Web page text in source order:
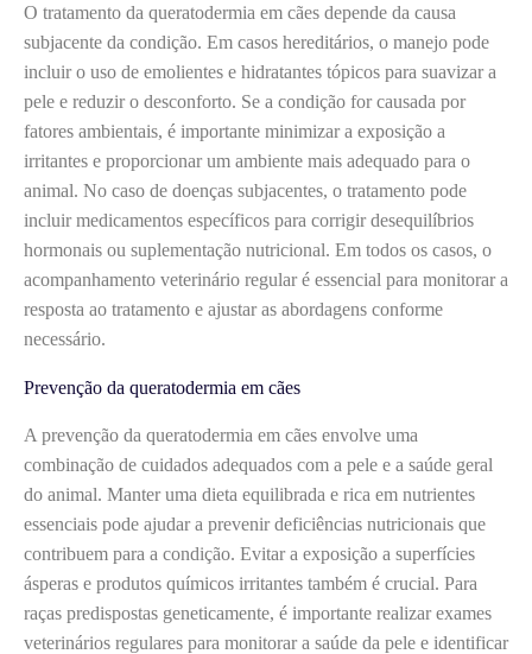
O tratamento da queratodermia em cães depende da causa
subjacente da condição. Em casos hereditários, o manejo pode
incluir o uso de emolientes e hidratantes tópicos para suavizar a
pele e reduzir o desconforto. Se a condição for causada por
fatores ambientais, é importante minimizar a exposição a
irritantes e proporcionar um ambiente mais adequado para o
animal. No caso de doenças subjacentes, o tratamento pode
incluir medicamentos específicos para corrigir desequilíbrios
hormonais ou suplementação nutricional. Em todos os casos, o
acompanhamento veterinário regular é essencial para monitorar a
resposta ao tratamento e ajustar as abordagens conforme
necessário.
Prevenção da queratodermia em cães
A prevenção da queratodermia em cães envolve uma
combinação de cuidados adequados com a pele e a saúde geral
do animal. Manter uma dieta equilibrada e rica em nutrientes
essenciais pode ajudar a prevenir deficiências nutricionais que
contribuem para a condição. Evitar a exposição a superfícies
ásperas e produtos químicos irritantes também é crucial. Para
raças predispostas geneticamente, é importante realizar exames
veterinários regulares para monitorar a saúde da pele e identificar